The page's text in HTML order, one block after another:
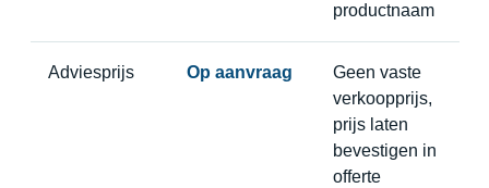
productnaam
Adviesprijs Op aanvraag
Geen vaste
verkoopprijs,
prijs laten
bevestigen in
offerte